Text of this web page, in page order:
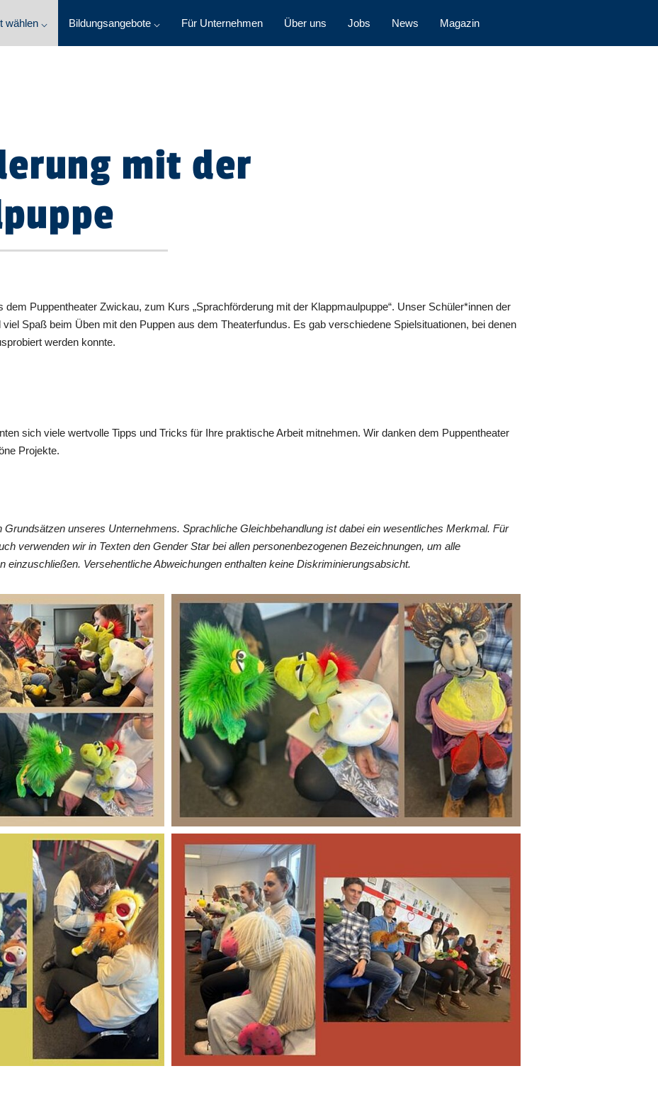
wählen ⌵ Bildungsangebote ⌵ Für Unternehmen Über uns Jobs News Magazin
mit der
Puppentheater Zwickau, zum Kurs „Sprachförderung mit der Klappmaulpuppe“. Unser Schüler*innen der
Spaß beim Üben mit den Puppen aus dem Theaterfundus. Es gab verschiedene Spielsituationen, bei denen
werden konnte.
sich viele wertvolle Tipps und Tricks für Ihre praktische Arbeit mitnehmen. Wir danken dem Puppentheater
Projekte.
unseres Unternehmens. Sprachliche Gleichbehandlung ist dabei ein wesentliches Merkmal. Für
verwenden wir in Texten den Gender Star bei allen personenbezogenen Bezeichnungen, um alle
einzuschließen. Versehentliche Abweichungen enthalten keine Diskriminierungsabsicht.